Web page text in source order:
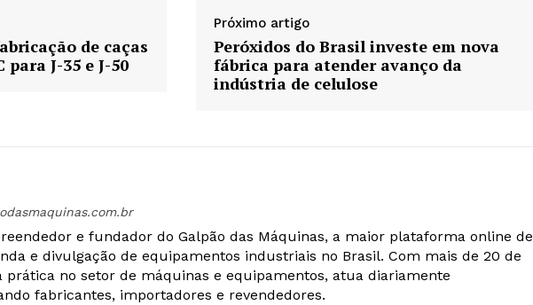
de caças
J-35 e J-50
Próximo artigo
Peróxidos do Brasil investe em nova
fábrica para atender avanço da
indústria de celulose
e fundador do Galpão das Máquinas, a maior plataforma online de
e divulgação de equipamentos industriais no Brasil. Com mais de 20 de
prática no setor de máquinas e equipamentos, atua diariamente
fabricantes, importadores e revendedores.